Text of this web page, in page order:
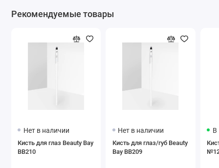
Рекомендуемые товары
Нет в наличии
Кисть для глаз Beauty Bay
BB210
Нет в наличии
Кисть для глаз/губ Beauty
Bay BB209
В